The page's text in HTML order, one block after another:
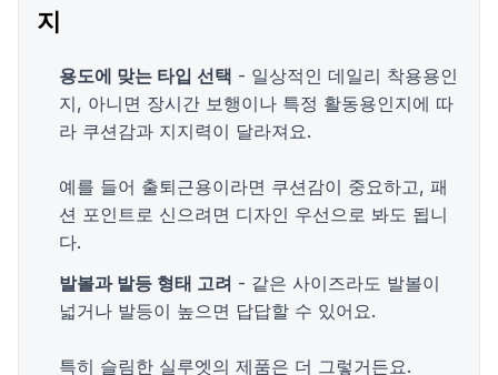
지
용도에 맞는 타입 선택 - 일상적인 데일리 착용용인
지, 아니면 장시간 보행이나 특정 활동용인지에 따
라 쿠션감과 지지력이 달라져요.
예를 들어 출퇴근용이라면 쿠션감이 중요하고, 패
션 포인트로 신으려면 디자인 우선으로 봐도 됩니
다.
발볼과 발등 형태 고려 - 같은 사이즈라도 발볼이
넓거나 발등이 높으면 답답할 수 있어요.
특히 슬림한 실루엣의 제품은 더 그렇거든요.